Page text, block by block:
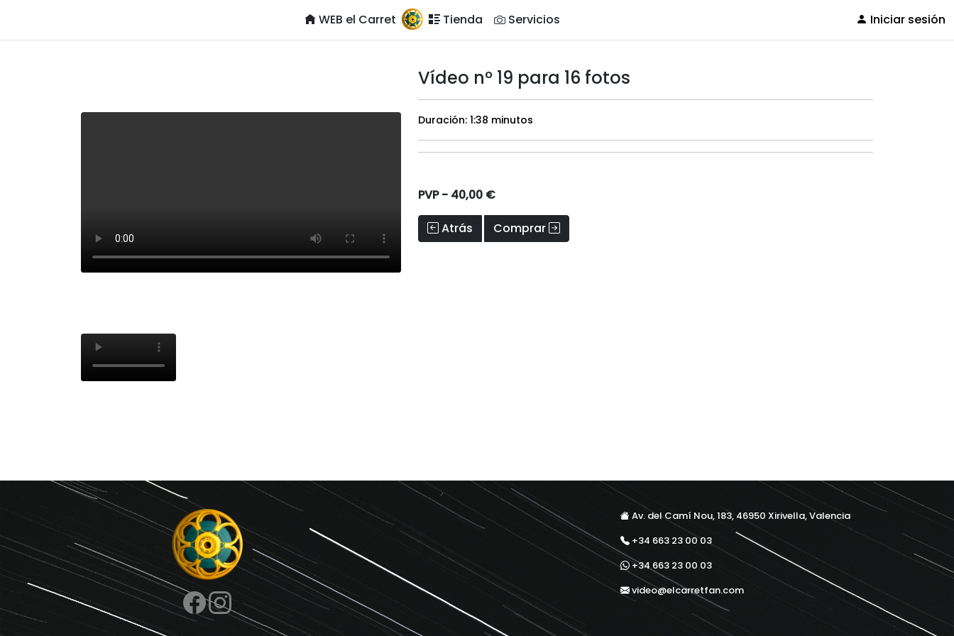
Iniciar sesión
WEB el Carret Tienda Servicios
Vídeo nº 19 para 16 fotos
Duración: 1:38 minutos
PVP - 40,00 €
Atrás Comprar
Av. del Camí Nou, 183, 46950 Xirivella, Valencia
+34 663 23 00 03
+34 663 23 00 03
video@elcarretfan.com